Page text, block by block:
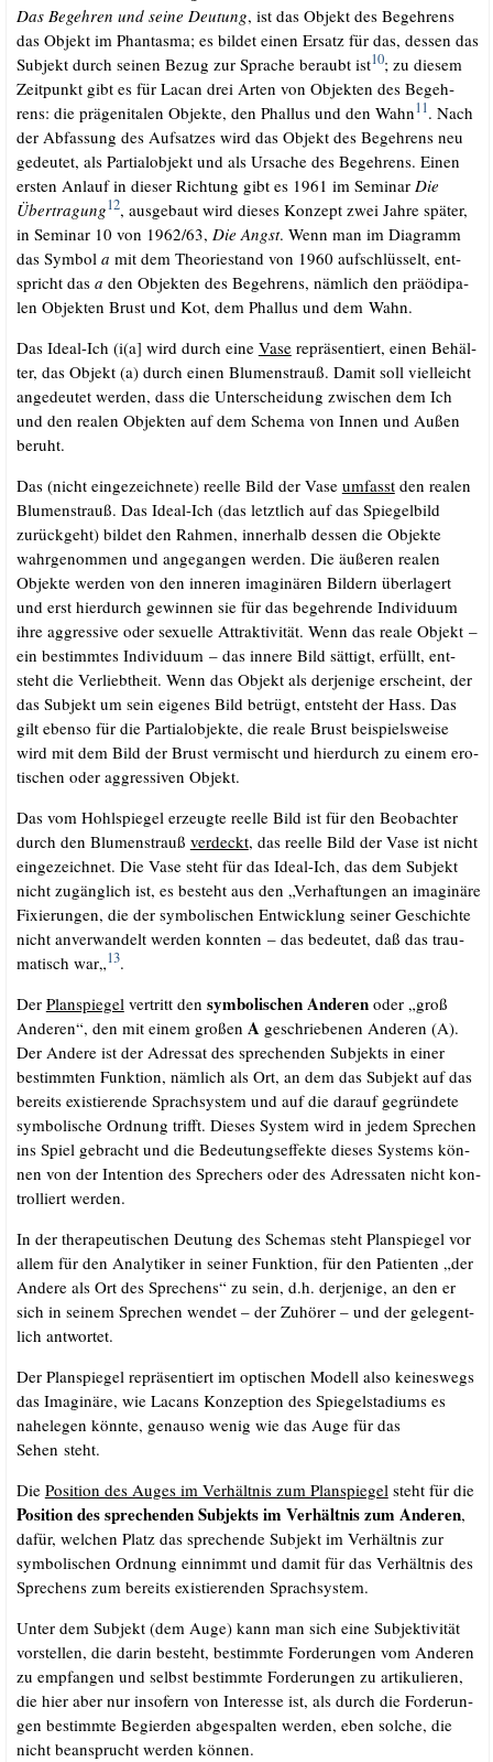
Das Begeh­ren und sei­ne Deu­tung, ist das Objekt des Begeh­rens
das Objekt im Phan­tas­ma; es bil­det einen Ersatz für das, des­sen das
Sub­jekt durch sei­nen Bezug zur Spra­che beraubt ist10; zu die­sem
Zeit­punkt gibt es für Lacan drei Arten von Objek­ten des Begeh­
rens: die prä­ge­ni­talen Objek­te, den Phal­lus und den Wahn11. Nach
der Abfas­sung des Auf­sat­zes wird das Objekt des Begeh­rens neu
gedeu­tet, als Par­ti­al­ob­jekt und als Ursa­che des Begeh­rens. Einen
ers­ten Anlauf in die­ser Rich­tung gibt es 1961 im Semi­nar Die
Über­tra­gung12, aus­ge­baut wird die­ses Kon­zept zwei Jah­re spä­ter,
in Semi­nar 10 von 1962/​63, Die Angst. Wenn man im Dia­gramm
das Sym­bol a mit dem Theo­rie­stand von 1960 auf­schlüs­selt, ent­
spricht das a den Objek­ten des Begeh­rens, näm­lich den präö­di­pa­
len Objek­ten Brust und Kot, dem Phal­lus und dem Wahn.
Das Ide­al-Ich (i(a] wird durch eine Vasereprä­sen­tiert, einen Behäl­
ter, das Objekt (a) durch einen Blu­men­strauß. Damit soll viel­leicht
ange­deu­tet wer­den, dass die Unter­schei­dung zwi­schen dem Ich
und den rea­len Objek­ten auf dem Sche­ma von Innen und Außen
beruht.
Das (nicht ein­ge­zeich­ne­te) reel­le Bild der Vase umfasstden rea­len
Blu­men­strauß. Das Ide­al-Ich (das letzt­lich auf das Spie­gel­bild
zurück­geht) bil­det den Rah­men, inner­halb des­sen die Objek­te
wahr­ge­nom­men und ange­gan­gen wer­den. Die äuße­ren rea­len
Objek­te wer­den von den inne­ren ima­gi­nä­ren Bil­dern über­la­gert
und erst hier­durch gewin­nen sie für das begeh­ren­de Indi­vi­du­um
ihre aggres­si­ve oder sexu­el­le Attrak­ti­vi­tät. Wenn das rea­le Objekt –
ein bestimm­tes Indi­vi­du­um – das inne­re Bild sät­tigt, erfüllt, ent­
steht die Ver­liebt­heit. Wenn das Objekt als der­je­ni­ge erscheint, der
das Sub­jekt um sein eige­nes Bild betrügt, ent­steht der Hass. Das
gilt eben­so für die Par­ti­al­ob­jek­te, die rea­le Brust bei­spiels­wei­se
wird mit dem Bild der Brust ver­mischt und hier­durch zu einem ero­
ti­schen oder aggres­si­ven Objekt.
Das vom Hohl­spie­gel erzeug­te reel­le Bild ist für den Beob­ach­ter
durch den Blu­men­strauß ver­deckt, das reel­le Bild der Vase ist nicht
ein­ge­zeich­net. Die Vase steht für das Ide­al-Ich, das dem Sub­jekt
nicht zugäng­lich ist, es besteht aus den „Ver­haf­tun­gen an ima­gi­nä­re
Fixie­run­gen, die der sym­bo­li­schen Ent­wick­lung sei­ner Geschich­te
nicht anver­wan­delt wer­den konn­ten – das bedeu­tet, daß das trau­
ma­tisch war„13.
Der Plan­spie­gelver­tritt den sym­bo­li­schen Ande­renoder „groß
Ande­ren“, den mit einem gro­ßen Ageschrie­be­nen Ande­ren (A).
Der Ande­re ist der Adres­sat des spre­chen­den Sub­jekts in einer
bestimm­ten Funk­ti­on, näm­lich als Ort, an dem das Sub­jekt auf das
bereits exis­tie­ren­de Sprach­sys­tem und auf die dar­auf gegrün­de­te
sym­bo­li­sche Ord­nung trifft. Die­ses Sys­tem wird in jedem Spre­chen
ins Spiel gebracht und die Bedeu­tungs­ef­fek­te die­ses Sys­tems kön­
nen von der Inten­ti­on des Spre­chers oder des Adres­sa­ten nicht kon­
trol­liert werden.
In der the­ra­peu­ti­schen Deu­tung des Sche­mas steht Plan­spie­gel vor
allem für den Ana­ly­ti­ker in sei­ner Funk­ti­on, für den Pati­en­ten „der
Ande­re als Ort des Spre­chens“ zu sein, d.h. der­je­ni­ge, an den er
sich in sei­nem Spre­chen wen­det – der Zuhö­rer – und der gele­gent­
lich antwortet.
Der Plan­spie­gel reprä­sen­tiert im opti­schen Modell also kei­nes­wegs
das Ima­gi­nä­re, wie Lacans Kon­zep­ti­on des Spie­gel­sta­di­ums es
nahe­le­gen könn­te, genau­so wenig wie das Auge für das
Sehen steht.
Die Posi­ti­on des Auges im Ver­hält­nis zum Plan­spie­gelsteht für die
Posi­ti­on des spre­chen­den Sub­jekts im Ver­hält­nis zum Ande­ren,
dafür, wel­chen Platz das spre­chen­de Sub­jekt im Ver­hält­nis zur
sym­bo­li­schen Ord­nung ein­nimmt und damit für das Ver­hält­nis des
Spre­chens zum bereits exis­tie­ren­den Sprachsystem.
Unter dem Sub­jekt (dem Auge) kann man sich eine Sub­jek­ti­vi­tät
vor­stel­len, die dar­in besteht, bestimm­te For­de­run­gen vom Ande­ren
zu emp­fan­gen und selbst bestimm­te For­de­run­gen zu arti­ku­lie­ren,
die hier aber nur inso­fern von Inter­es­se ist, als durch die For­de­run­
gen bestimm­te Begier­den abge­spal­ten wer­den, eben sol­che, die
nicht bean­sprucht wer­den können.